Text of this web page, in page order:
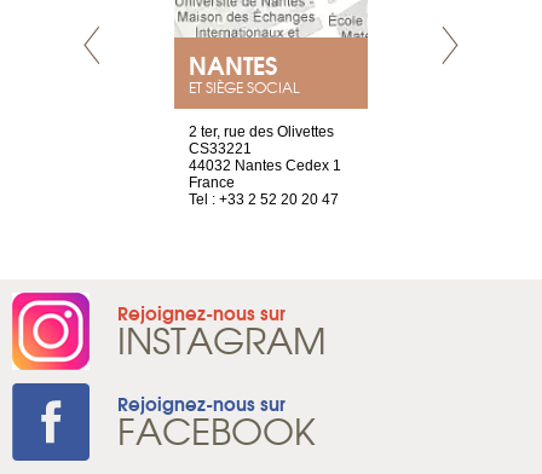
NANTES
ET SIÈGE SOCIAL
2 ter, rue des Olivettes
CS33221
44032 Nantes Cedex 1
France
Tel : +33 2 52 20 20 47
Rejoignez-nous sur
INSTAGRAM
Rejoignez-nous sur
FACEBOOK